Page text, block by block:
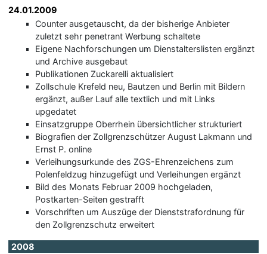
24.01.2009
Counter ausgetauscht, da der bisherige Anbieter
zuletzt sehr penetrant Werbung schaltete
Eigene Nachforschungen um Dienstalterslisten ergänzt
und Archive ausgebaut
Publikationen Zuckarelli aktualisiert
Zollschule Krefeld neu, Bautzen und Berlin mit Bildern
ergänzt, außer Lauf alle textlich und mit Links
upgedatet
Einsatzgruppe Oberrhein übersichtlicher strukturiert
Biografien der Zollgrenzschützer August Lakmann und
Ernst P. online
Verleihungsurkunde des ZGS-Ehrenzeichens zum
Polenfeldzug hinzugefügt und Verleihungen ergänzt
Bild des Monats Februar 2009 hochgeladen,
Postkarten-Seiten gestrafft
Vorschriften um Auszüge der Dienststrafordnung für
den Zollgrenzschutz erweitert
2008